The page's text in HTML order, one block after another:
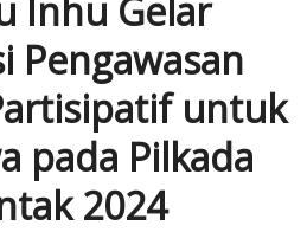
Inhu Gelar
Pengawasan
untuk
pada Pilkada
2024